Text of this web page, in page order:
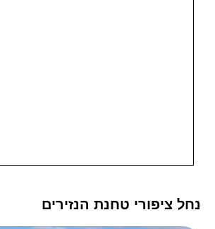
נחל ציפורי טחנת הנזירים